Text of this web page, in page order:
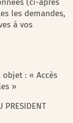
les demandes,
à vos
objet : « Accès
»